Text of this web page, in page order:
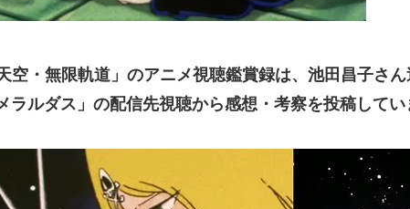
空・無限軌道」のアニメ視聴鑑賞録は、池田昌子さん
ラルダス」の配信先視聴から感想・考察を投稿してい